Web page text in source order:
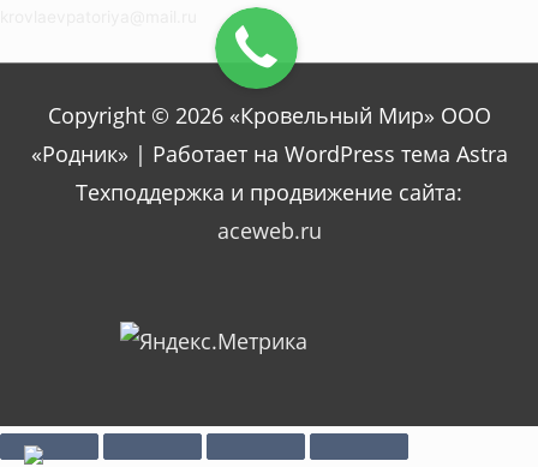
Copyright © 2026 «Кровельный Мир» ООО
«Родник» | Работает на WordPress тема Astra
Техподдержка и продвижение сайта:
aceweb.ru